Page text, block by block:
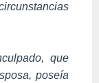
que
poseía